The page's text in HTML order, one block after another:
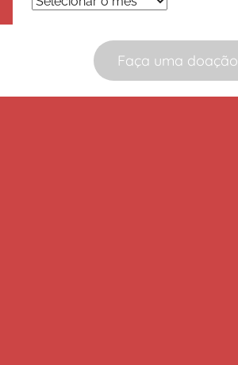
Faça uma doação